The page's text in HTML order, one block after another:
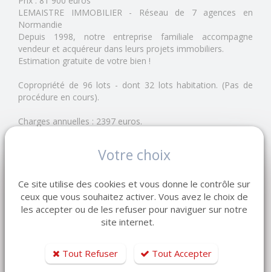
LEMAISTRE IMMOBILIER - Réseau de 7 agences en
Normandie
Depuis 1998, notre entreprise familiale accompagne
vendeur et acquéreur dans leurs projets immobiliers.
Estimation gratuite de votre bien !
Copropriété de 96 lots - dont 32 lots habitation. (Pas de
procédure en cours).
Charges annuelles : 2397 euros.
Bien soumis au statut de la copropriété
Procédure de copropriété : Pas de procédure en cours
Charges annuelles :2397 € / an
Les informations sur les risques auxquels ce bien est
exposé sont disponibles sur le site Géorisques
81 900 €
honoraires charge vendeur
Votre choix
Ce site utilise des cookies et vous donne le contrôle sur
ceux que vous souhaitez activer. Vous avez le choix de
les accepter ou de les refuser pour naviguer sur notre
site internet.
Tout Refuser Tout Accepter